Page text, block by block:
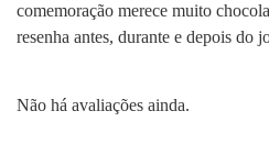
comemoração merece muito
resenha antes, durante e depois do
Não há avaliações ainda.